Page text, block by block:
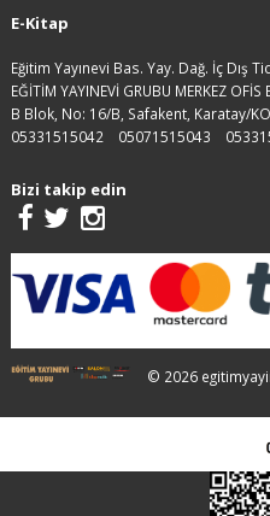
E-Kitap
Eğitim Yayınevi Bas. Yay. Dağ. İç Dış
EĞİTİM YAYINEVİ GRUBU MERKEZ
B Blok, No: 16/B, Safakent, Karatay/
05331515042
05071515043
Bizi takip edin
© 2026